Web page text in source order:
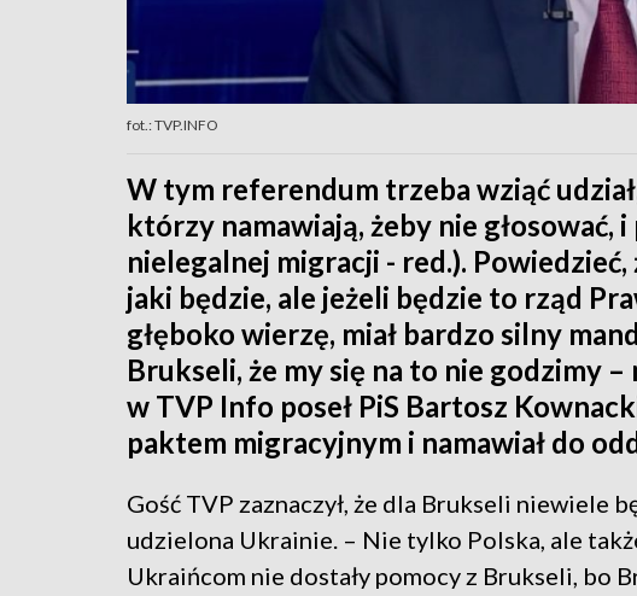
fot.: TVP.INFO
W tym referendum trzeba wziąć
którzy namawiają, żeby nie głosować, i
nielegalnej migracji - red.).
jaki będzie, ale jeżeli będzie to rząd
głęboko wierzę, miał bardzo silny
Brukseli, że my się na to nie godzimy –
w TVP Info poseł PiS Bartosz
paktem migracyjnym i namawiał do
Gość TVP zaznaczył, że dla Brukseli niewiele
udzielona Ukrainie. – Nie tylko Polska, ale
Ukraińcom nie dostały pomocy z Brukseli, bo